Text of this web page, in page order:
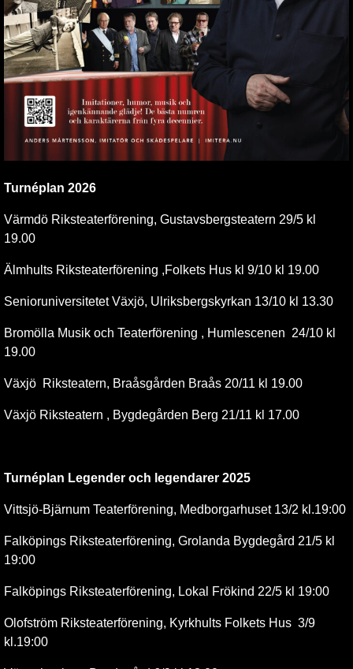
Turnéplan 2026
Värmdö Riksteaterförening, Gustavsbergsteatern 29/5 kl
19.00
Älmhults Riksteaterförening ,Folkets Hus kl 9/10 kl 19.00
Senioruniversitetet Växjö, Ulriksbergskyrkan 13/10 kl 13.30
Bromölla Musik och Teaterförening , Humlescenen 24/10 kl
19.00
Växjö Riksteatern, Braåsgården Braås 20/11 kl 19.00
Växjö Riksteatern , Bygdegården Berg 21/11 kl 17.00
Turnéplan Legender och legendarer 2025
Vittsjö-Bjärnum Teaterförening, Medborgarhuset 13/2 kl.19:00
Falköpings Riksteaterförening, Grolanda Bygdegård 21/5 kl
19:00
Falköpings Riksteaterförening, Lokal Frökind 22/5 kl 19:00
Olofström Riksteaterförening, Kyrkhults Folkets Hus 3/9
kl.19:00